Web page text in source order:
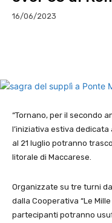
16/06/2023
“Tornano, per il secondo
l’iniziativa estiva dedicata
al 21 luglio potranno
litorale di Maccarese.
Organizzate su tre turni
dalla Cooperativa “Le
partecipanti potranno